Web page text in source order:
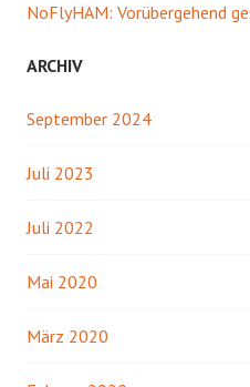
NoFlyHAM: Vorübergehend
ARCHIV
September 2024
Juli 2023
Juli 2022
Mai 2020
März 2020